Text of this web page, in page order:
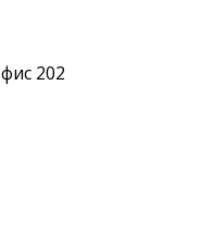
202